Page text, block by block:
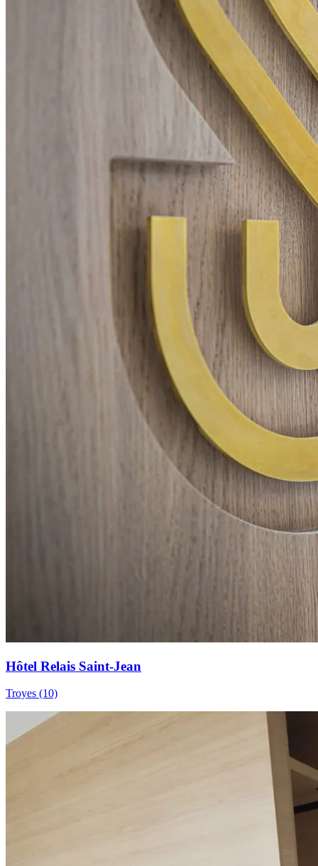
Hôtel Relais Saint-Jean
Troyes (10)